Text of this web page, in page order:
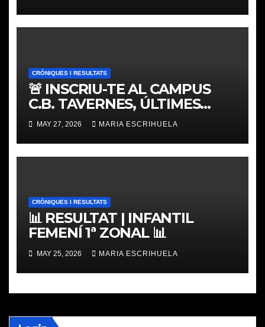
CRÒNIQUES I RESULTATS
🚨 INSCRIU-TE AL CAMPUS
C.B. TAVERNES, ÚLTIMES
PLACES
MAY 27, 2026 MARIA ESCRIHUELA
CRÒNIQUES I RESULTATS
📊 RESULTAT | INFANTIL
FEMENÍ 1ª ZONAL 📊
MAY 25, 2026 MARIA ESCRIHUELA